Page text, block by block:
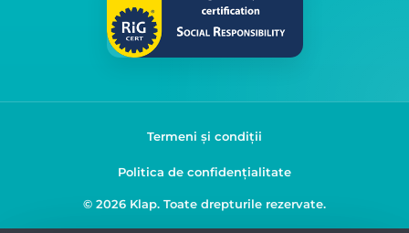
Termeni și condiții
Politica de confidențialitate
© 2026 Klap. Toate drepturile rezervate.